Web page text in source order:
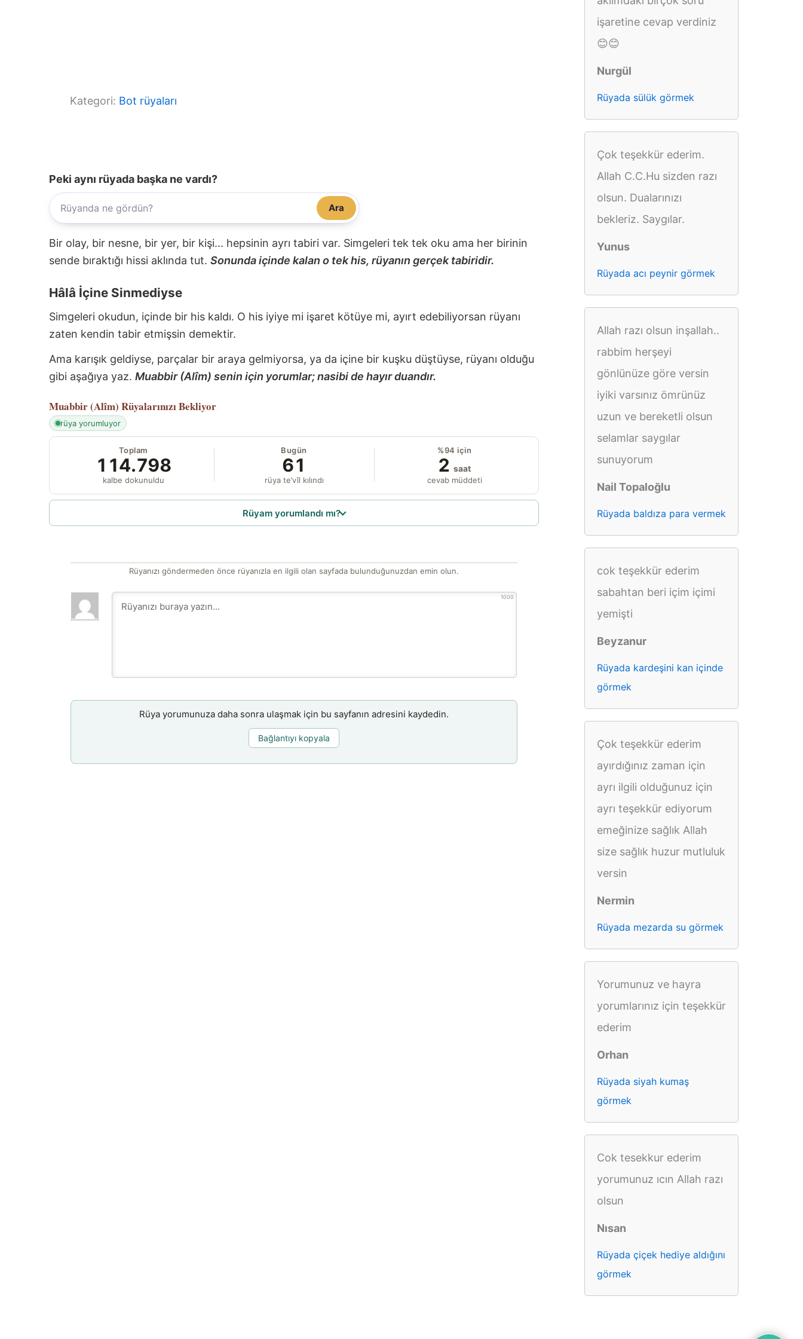
Kategori: Bot rüyaları
Peki aynı rüyada başka ne vardı?
Ara
Bir olay, bir nesne, bir yer, bir kişi... hepsinin ayrı tabiri var. Simgeleri tek tek oku ama her birinin
sende bıraktığı hissi aklında tut. Sonunda içinde kalan o tek his, rüyanın gerçek tabiridir.
Hâlâ İçine Sinmediyse
Simgeleri okudun, içinde bir his kaldı. O his iyiye mi işaret kötüye mi, ayırt edebiliyorsan rüyanı
zaten kendin tabir etmişsin demektir.
Ama karışık geldiyse, parçalar bir araya gelmiyorsa, ya da içine bir kuşku düştüyse, rüyanı olduğu
gibi aşağıya yaz. Muabbir (Alîm) senin için yorumlar; nasibi de hayır duandır.
Muabbir (Alîm) Rüyalarınızı Bekliyor
rüya yorumluyor
Toplam
114.798
kalbe dokunuldu
Bugün
61
rüya te’vîl kılındı
%94 için
2 saat
cevab müddeti
Rüyam yorumlandı mı?
Rüyanızı göndermeden önce rüyanızla en ilgili olan sayfada bulunduğunuzdan emin olun.
1000
Rüya yorumunuza daha sonra ulaşmak için bu sayfanın adresini kaydedin.
Bağlantıyı kopyala
işaretine cevap verdiniz
😊😊
Nurgül
Rüyada sülük görmek
Çok teşekkür ederim.
Allah C.C.Hu sizden razı
olsun. Dualarınızı
bekleriz. Saygılar.
Yunus
Rüyada acı peynir görmek
Allah razı olsun inşallah..
rabbim herşeyi
gönlünüze göre versin
iyiki varsınız ömrünüz
uzun ve bereketli olsun
selamlar saygılar
sunuyorum
Nail Topaloğlu
Rüyada baldıza para vermek
cok teşekkür ederim
sabahtan beri içim içimi
yemişti
Beyzanur
Rüyada kardeşini kan içinde
görmek
Çok teşekkür ederim
ayırdığınız zaman için
ayrı ilgili olduğunuz için
ayrı teşekkür ediyorum
emeğinize sağlık Allah
size sağlık huzur mutluluk
versin
Nermin
Rüyada mezarda su görmek
Yorumunuz ve hayra
yorumlarınız için teşekkür
ederim
Orhan
Rüyada siyah kumaş
görmek
Cok tesekkur ederim
yorumunuz ıcın Allah razı
olsun
Nısan
Rüyada çiçek hediye aldığını
görmek